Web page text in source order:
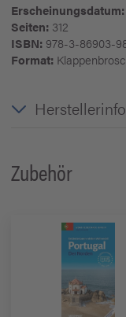
Erscheinungsdatum:
Seiten: 312
ISBN: 978-3-86903-
Format:
Zubehör